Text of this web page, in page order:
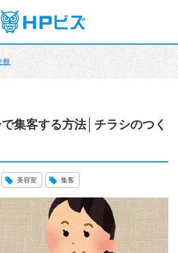
般
集客する方法│チラシのつく
美容室 集客